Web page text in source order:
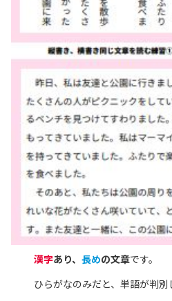
漢字あり、長めの文章です。
ひらがなのみだと、単語が判